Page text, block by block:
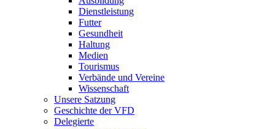
Dienstleistung
Futter
Gesundheit
Haltung
Medien
Tourismus
Verbände und Vereine
Wissenschaft
Unsere Satzung
Geschichte der VFD
Delegierte